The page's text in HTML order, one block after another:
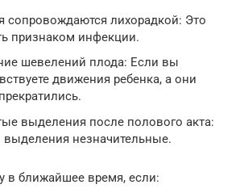
сопровождаются лихорадкой: Это
признаком инфекции.
шевелений плода: Если вы
движения ребенка, а они
выделения после полового акта:
незначительные.
в ближайшее время, если: